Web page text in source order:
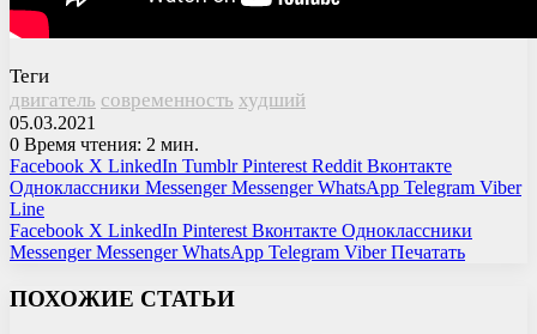
Теги
двигатель современность худший
05.03.2021
0 Время чтения: 2 мин.
Facebook X LinkedIn Tumblr Pinterest Reddit Вконтакте
Одноклассники Messenger Messenger WhatsApp Telegram Viber
Line
Facebook X LinkedIn Pinterest Вконтакте Одноклассники
Messenger Messenger WhatsApp Telegram Viber Печатать
ПОХОЖИЕ СТАТЬИ